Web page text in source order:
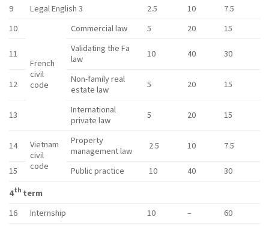
9
Legal English 3 2.5 10
7.5
10
French
civil
code
Commercial law 5 20
15
11
Validating the Fa
law
10 40 30
12
Non-family real
estate law
5 20 15
13
International
private law
5 20 15
14
Vietnam
civil
code
Property
management law
2.5 10
7.5
15
Public practice 10 40
30
4th term
16
Internship 10 – 60